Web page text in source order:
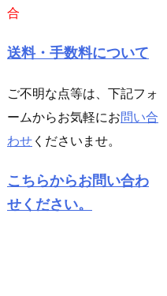
合
送料・手数料について
ご不明な点等は、下記フォ
ームからお気軽にお問い合
わせ くださいませ。
こちらからお問い合わ
せください。